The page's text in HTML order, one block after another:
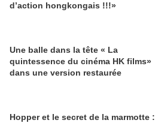
d’action hongkongais !!!»
Une balle dans la tête « La
quintessence du cinéma HK films»
dans une version restaurée
Hopper et le secret de la marmotte :